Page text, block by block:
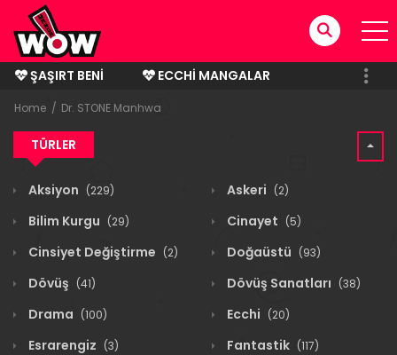
ŞAŞIRT BENI
ECCHI MANGALAR
BITMIŞ MANGALAR
Home Dr. STONE Manhwa
TÜRLER
Aksiyon (229) Askeri (2)
Bilim Kurgu (29) Cinayet (5)
Cinsiyet Değiştirme (2) Doğaüstü (93)
Dövüş (41) Dövüş Sanatları (38)
Drama (100) Ecchi (20)
Esrarengiz (3) Fantastik (117)